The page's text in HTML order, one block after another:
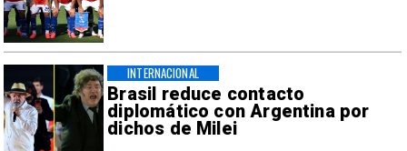
Brasil reduce contacto
diplomático con Argentina por
dichos de Milei
INTERNACIONAL